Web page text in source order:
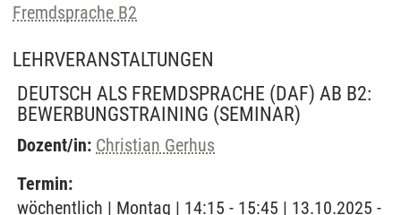
Fremdsprache B2
LEHRVERANSTALTUNGEN
DEUTSCH ALS FREMDSPRACHE (DAF) AB B2:
BEWERBUNGSTRAINING (SEMINAR)
Dozent/in: Christian Gerhus
Termin:
wöchentlich | Montag | 14:15 - 15:45 | 13.10.2025 -